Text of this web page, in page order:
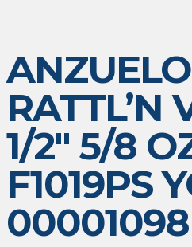
ANZUELO
RATTL’N
1/2″ 5/8
F1019PS
00001098